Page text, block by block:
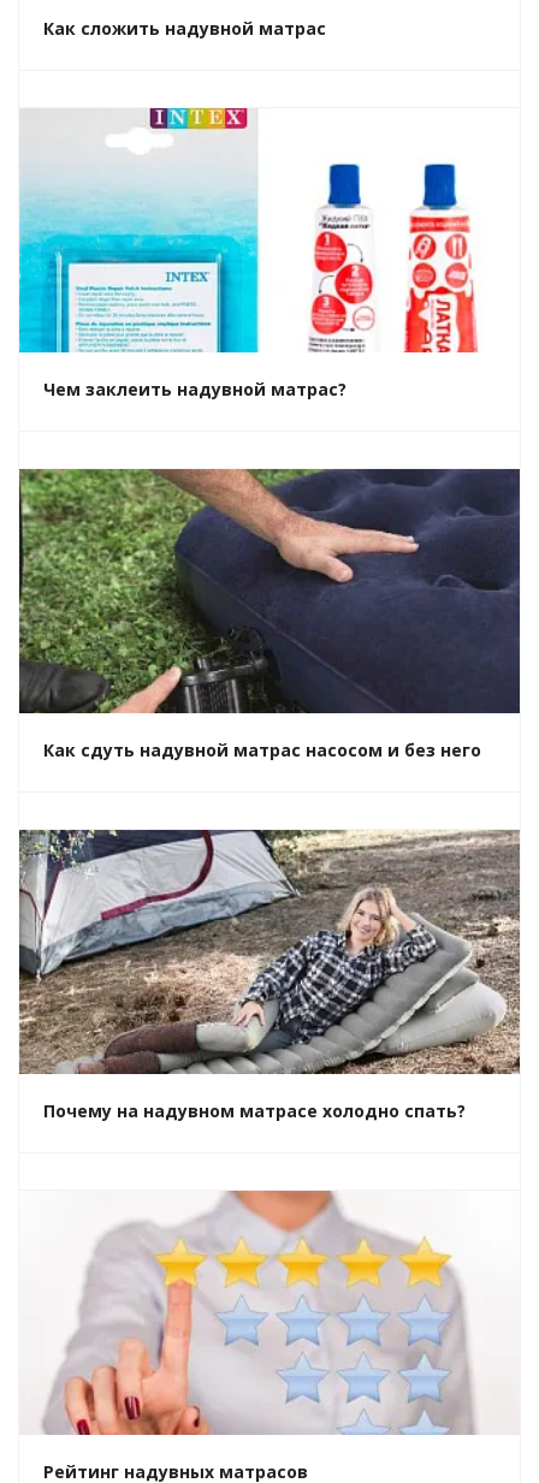
Как сложить надувной матрас
Чем заклеить надувной матрас?
Как сдуть надувной матрас насосом и без него
Почему на надувном матрасе холодно спать?
Рейтинг надувных матрасов